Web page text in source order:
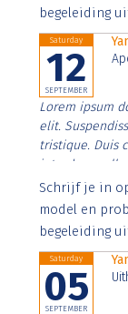
begeleiding
Saturday
12
SEPTEMBER
Lorem ipsum
elit.
tristique. Duis
interdum
Aenean
imperdiet.
Schrijf je in
model en
begeleiding
Saturday
05
SEPTEMBER